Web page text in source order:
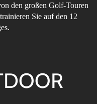
den großen Golf-Touren
Sie auf den 12